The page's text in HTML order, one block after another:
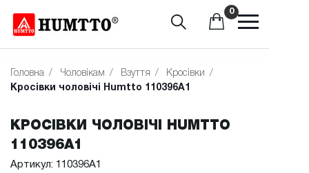
0
Головна / Чоловікам / Взуття / Кросівки
/
Кросівки чоловічі Humtto 110396A1
КРОСІВКИ ЧОЛОВІЧІ HUMTTO
110396A1
Артикул: 110396A1